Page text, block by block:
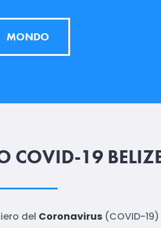
MONDO
COVID-19
del Coronavirus(COVID-